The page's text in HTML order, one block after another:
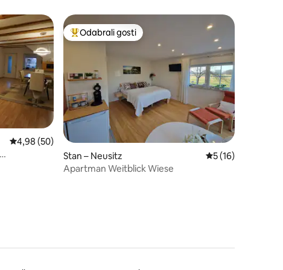
Prosječna ocjena: 4,98/5, recenzija: 50
4,98 (50)
Među najviše rangiranima s oznakom „Odabrali gosti”
Odabrali gosti
Stan – Neusitz Prosječna ocjena:
5 (16)
Apartman Weitblick Wiese